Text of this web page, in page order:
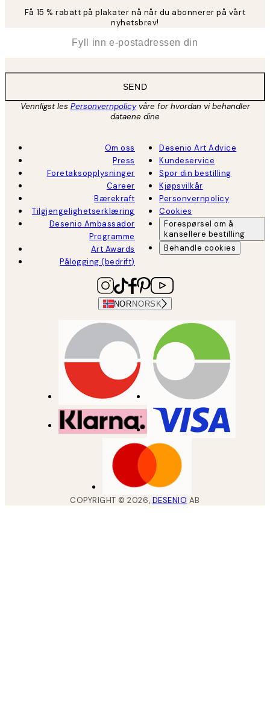
Få 15 % rabatt på plakater nå når du abonnerer på vårt
nyhetsbrev!
SEND
Vennligst les Personvernpolicyvåre for hvordan vi behandler
dataene dine
Om oss
Press
Foretaksopplysninger
Career
Bærekraft
Tilgjengelighetserklæring
Desenio Ambassador
Programme
Art Awards
Pålogging (bedrift)
Desenio Art Advice
Kundeservice
Spor din bestilling
Kjøpsvilkår
Personvernpolicy
Cookies
Forespørsel om å
kansellere bestilling
Behandle cookies
NOR NORSK
COPYRIGHT ©2026, DESENIO AB